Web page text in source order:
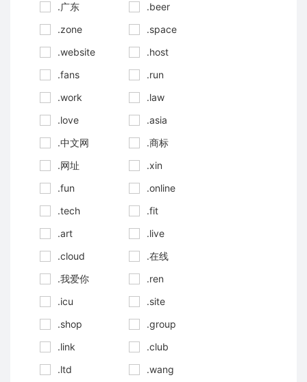
.广东
.beer
.zone
.space
.website
.host
.fans
.run
.work
.law
.love
.asia
.中文网
.商标
.网址
.xin
.fun
.online
.tech
.fit
.art
.live
.cloud
.在线
.我爱你
.ren
.icu
.site
.shop
.group
.link
.club
.ltd
.wang